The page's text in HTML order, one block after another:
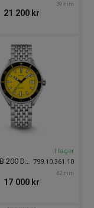
39 mm
21 200 kr
799.10.361.10
42 mm
DOXA SUB 200 Divingstar 42mm
I lager
17 000 kr